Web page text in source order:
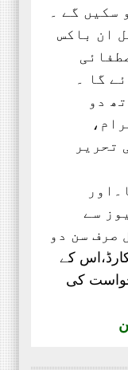
سکیں گے ۔
ان باکس
گا ۔
دو
تحریر
سے
صرف سن دو
اس کے
کی